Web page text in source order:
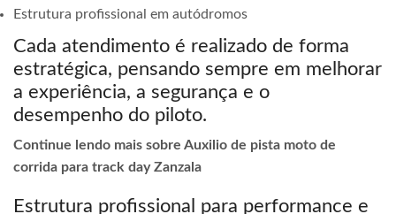
Estrutura profissional em autódromos
Cada atendimento é realizado de forma
estratégica, pensando sempre em melhorar
a experiência, a segurança e o
desempenho do piloto.
Continue lendo mais sobre Auxilio de pista moto de
corrida para track day Zanzala
Estrutura profissional para performance e